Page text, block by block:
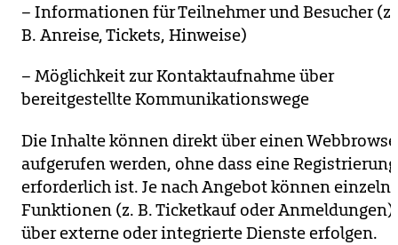
– Informationen für Teilnehmer und Besucher (z.
B. Anreise, Tickets, Hinweise)
– Möglichkeit zur Kontaktaufnahme über
bereitgestellte Kommunikationswege
Die Inhalte können direkt über einen
aufgerufen werden, ohne dass eine Registrierung
erforderlich ist. Je nach Angebot können
Funktionen (z. B. Ticketkauf oder Anmeldungen)
über externe oder integrierte Dienste erfolgen.